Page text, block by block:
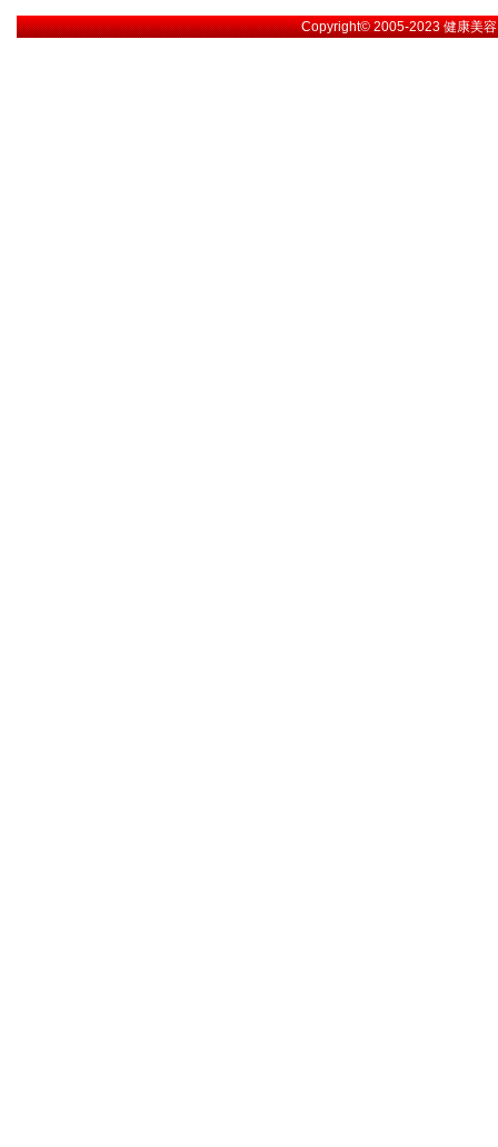
Copyright© 2005-2023健康美